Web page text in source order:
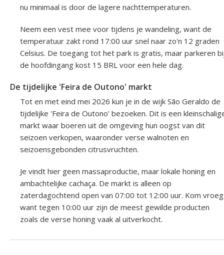
nu minimaal is door de lagere nachttemperaturen.
Neem een vest mee voor tijdens je wandeling, want de
temperatuur zakt rond 17:00 uur snel naar zo'n 12 graden
Celsius. De toegang tot het park is gratis, maar parkeren
de hoofdingang kost 15 BRL voor een hele dag.
De tijdelijke 'Feira de Outono' markt
Tot en met eind mei 2026 kun je in de wijk São Geraldo de
tijdelijke 'Feira de Outono' bezoeken. Dit is een
markt waar boeren uit de omgeving hun oogst van dit
seizoen verkopen, waaronder verse walnoten en
seizoensgebonden citrusvruchten.
Je vindt hier geen massaproductie, maar lokale honing en
ambachtelijke cachaça. De markt is alleen op
zaterdagochtend open van 07:00 tot 12:00 uur. Kom
want tegen 10:00 uur zijn de meest gewilde producten
zoals de verse honing vaak al uitverkocht.